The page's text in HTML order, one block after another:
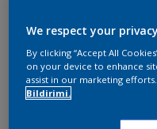
We respect your
By clicking “Accept All
on your device to enhance
assist in our marketing efforts.
Bildirimi.